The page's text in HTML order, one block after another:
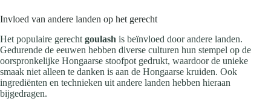
Invloed van andere landen op het gerecht
Het populaire gerecht goulash is beïnvloed door andere landen.
Gedurende de eeuwen hebben diverse culturen hun stempel op de
oorspronkelijke Hongaarse stoofpot gedrukt, waardoor de unieke
smaak niet alleen te danken is aan de Hongaarse kruiden. Ook
ingrediënten en technieken uit andere landen hebben hieraan
bijgedragen.